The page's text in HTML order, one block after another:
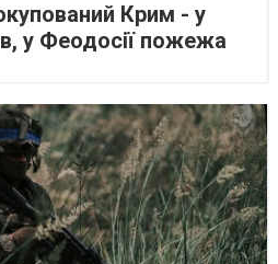
Крим - у
у Феодосії пожежа